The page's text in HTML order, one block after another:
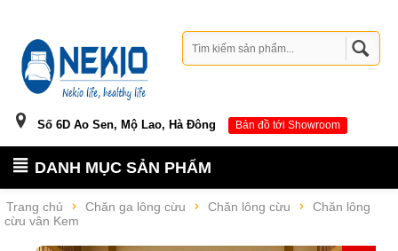
Số 6D Ao Sen, Mộ Lao, Hà Đông Bản đồ tới Showroom
DANH MỤC SẢN PHẨM
Trang chủ Chăn ga lông cừu Chăn lông cừu
Chăn lông
cừu vân Kem